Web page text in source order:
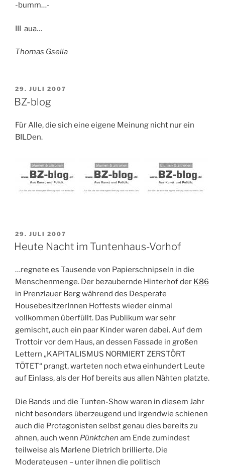
-bumm…-
III aua…
Thomas Gsella
VERÖFFENTLICHT
AM
29. JULI 2007
BZ-blog
Für Alle, die sich eine eigene Meinung nicht nur ein
BILDen.
VERÖFFENTLICHT
AM
29. JULI 2007
Heute Nacht im Tuntenhaus-Vorhof
…regnete es Tausende von Papierschnipseln in die
Menschenmenge. Der bezaubernde Hinterhof der K86
in Prenzlauer Berg während des Desperate
HousebesitzerInnen Hoffests wieder einmal
vollkommen überfüllt. Das Publikum war sehr
gemischt, auch ein paar Kinder waren dabei. Auf dem
Trottoir vor dem Haus, an dessen Fassade in großen
Lettern „KAPITALISMUS NORMIERT ZERSTÖRT
TÖTET“ prangt, warteten noch etwa einhundert Leute
auf Einlass, als der Hof bereits aus allen Nähten platzte.
Die Bands und die Tunten-Show waren in diesem Jahr
nicht besonders überzeugend und irgendwie schienen
auch die Protagonisten selbst genau dies bereits zu
ahnen, auch wenn Pünktchen am Ende zumindest
teilweise als Marlene Dietrich brillierte. Die
Moderateusen – unter ihnen die politisch